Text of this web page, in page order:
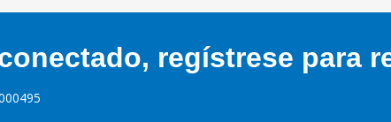
regístrese para